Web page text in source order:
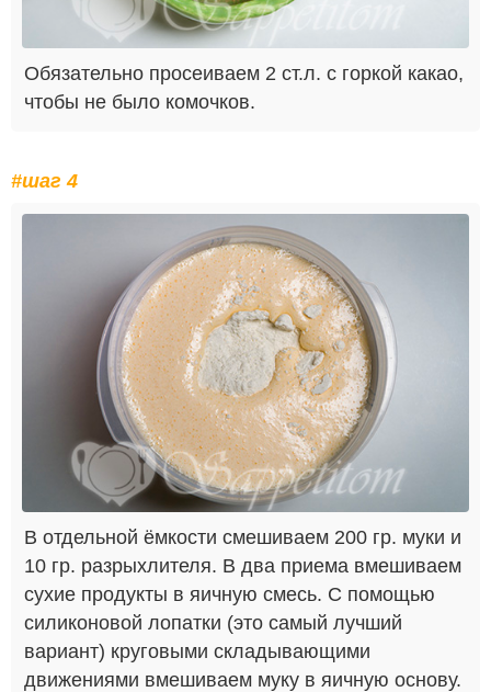
Обязательно просеиваем 2 ст.л. с горкой какао,
чтобы не было комочков.
#шаг 4
В отдельной ёмкости смешиваем 200 гр. муки и
10 гр. разрыхлителя. В два приема вмешиваем
сухие продукты в яичную смесь. С помощью
силиконовой лопатки (это самый лучший
вариант) круговыми складывающими
движениями вмешиваем муку в яичную основу.